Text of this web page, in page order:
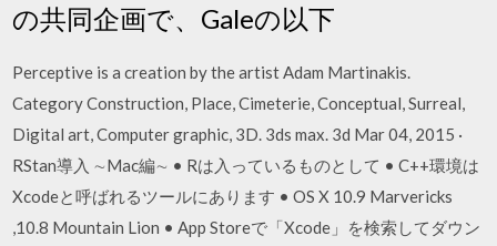
の共同企画で、Galeの以下
Perceptive is a creation by the artist Adam Martinakis.
Category Construction, Place, Cimeterie, Conceptual, Surreal,
Digital art, Computer graphic, 3D. 3ds max. 3d Mar 04, 2015 ·
RStan導入 ∼Mac編∼ • Rは入っているものとして • C++環境は
Xcodeと呼ばれるツールにあります • OS X 10.9 Marvericks
,10.8 Mountain Lion • App Storeで「Xcode」を検索してダウン